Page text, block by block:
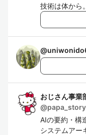
技術は体から。
@
おじさん事業
@
AIの要約・構
システムアー